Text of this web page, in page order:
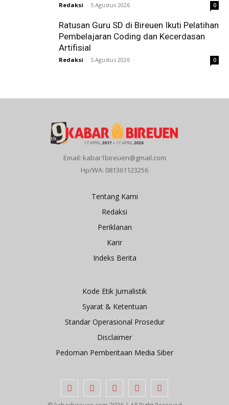
Redaksi - 5 Agustus 2026 0
Ratusan Guru SD di Bireuen Ikuti Pelatihan
Pembelajaran Coding dan Kecerdasan
Artifisial
Redaksi - 5 Agustus 2026 0
Email: kabar1bireuen@gmail.com
Hp/WA: 081361123256
Tentang Kami
Redaksi
Periklanan
Karir
Indeks Berita
Kode Etik Jurnalistik
Syarat & Ketentuan
Standar Operasional Prosedur
Disclaimer
Pedoman Pemberitaan Media Siber